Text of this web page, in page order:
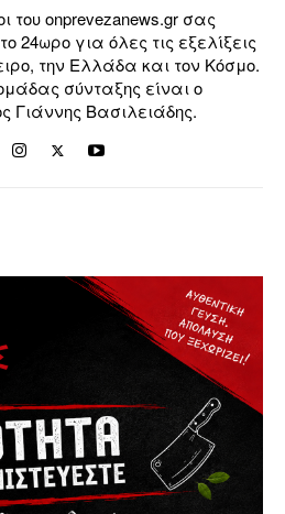
του onprevezanews.gr σας
24ωρο για όλες τις εξελίξεις
την Ελλάδα και τον Κόσμο.
σύνταξης είναι ο
Γιάννης Βασιλειάδης.